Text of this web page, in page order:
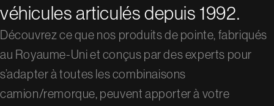
véhicules articulés depuis 1992.
Découvrez ce que nos produits de pointe, fabriqués
au Royaume-Uni et conçus par des experts pour
s’adapter à toutes les combinaisons
camion/remorque, peuvent apporter à votre